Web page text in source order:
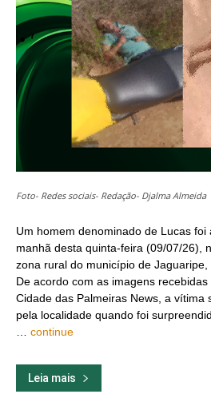
Foto- Redes sociais- Redação- Djalma Almeida
Um homem denominado de Lucas foi
manhã desta quinta-feira (09/07/26),
zona rural do município de Jaguaripe,
De acordo com as imagens
Cidade das Palmeiras News, a vítima
pela localidade quando foi
continue
Leia mais